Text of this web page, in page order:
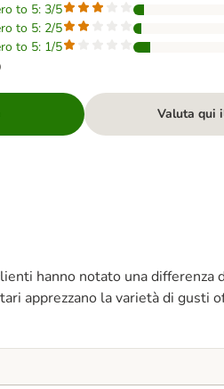
to 5: 3/5
to 5: 2/5
to 5: 1/5
Valuta qui
hanno notato una differenza
apprezzano la varietà di gusti